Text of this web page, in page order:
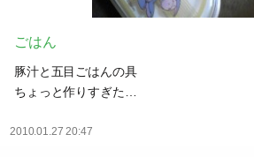
ごはん
豚汁と五目ごはんの具
ちょっと作りすぎた…
2010.01.27 20:47